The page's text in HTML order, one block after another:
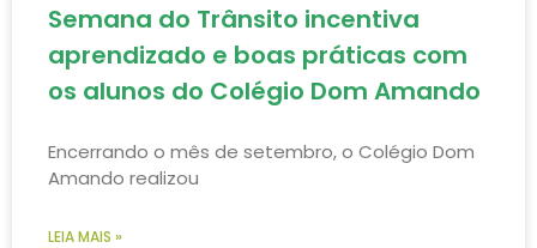
Semana do Trânsito incentiva
aprendizado e boas práticas com
os alunos do Colégio Dom Amando
Encerrando o mês de setembro, o Colégio Dom
Amando realizou
LEIA MAIS »